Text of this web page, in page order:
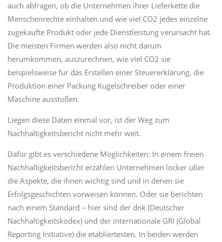
auch abfragen, ob die Unternehmen ihrer Lieferkette die
Menschenrechte einhalten und wie viel CO2 jedes einzelne
zugekaufte Produkt oder jede Dienstleistung verursacht hat.
Die meisten Firmen werden also nicht darum
herumkommen, auszurechnen, wie viel CO2 sie
beispielsweise für das Erstellen einer Steuererklärung, die
Produktion einer Packung Kugelschreiber oder einer
Maschine ausstoßen.
Liegen diese Daten einmal vor, ist der Weg zum
Nachhaltigkeitsbericht nicht mehr weit.
Dafür gibt es verschiedene Möglichkeiten: In einem freien
Nachhaltigkeitsbericht erzählen Unternehmen locker über
die Aspekte, die ihnen wichtig sind und in denen sie
Erfolgsgeschichten vorweisen können. Oder sie berichten
nach einem Standard – hier sind der dnk (Deutscher
Nachhaltigkeitskodex) und der internationale GRI (Global
Reporting Initiative) die etabliertesten. In beiden werden